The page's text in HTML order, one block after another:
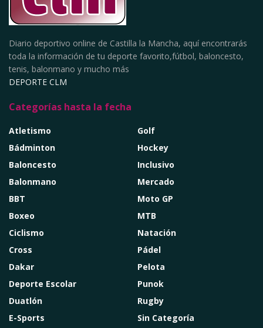
Diario deportivo online de Castilla la Mancha, aquí encontrarás
toda la información de tu deporte favorito,fútbol, baloncesto,
tenis, balonmano y mucho más
DEPORTE CLM
Categorías hasta la fecha
Atletismo
Bádminton
Baloncesto
Balonmano
BBT
Boxeo
Ciclismo
Cross
Dakar
Deporte Escolar
Duatlón
E-Sports
Golf
Hockey
Inclusivo
Mercado
Moto GP
MTB
Natación
Pádel
Pelota
Punok
Rugby
Sin Categoría